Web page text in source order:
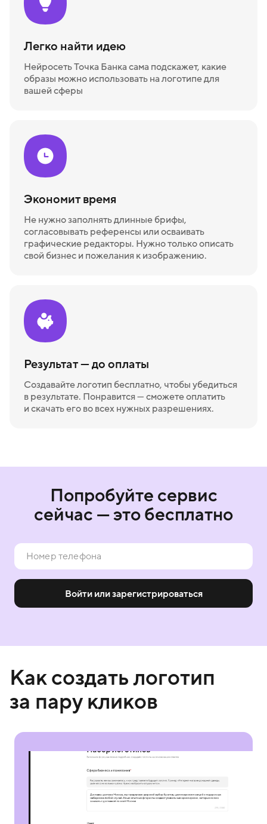
Легко найти идею
Нейросеть Точка Банка сама подскажет, какие
образы можно использовать на логотипе для
вашей сферы
Экономит время
Не нужно заполнять длинные брифы,
согласовывать референсы или осваивать
графические редакторы. Нужно только описать
свой бизнес и пожелания к изображению.
Результат — до оплаты
Создавайте логотип бесплатно, чтобы убедиться
в результате. Понравится — сможете оплатить
и скачать его во всех нужных разрешениях.
Попробуйте сервис
сейчас — это бесплатно
Войти или зарегистрироваться
Как создать логотип
за пару кликов